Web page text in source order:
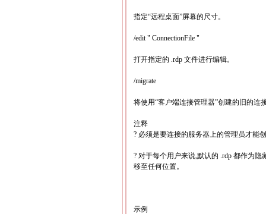
指定“远程桌面”屏幕的尺寸。
/edit " ConnectionFile "
打开指定的 .rdp 文件进行编辑。
/migrate
将使用“客户端连接管理器”创建的旧的连
注释
? 必须是要连接的服务器上的管理员才能
? 对于每个用户来说,默认的 .rdp 都作为
移至任何位置。
示例